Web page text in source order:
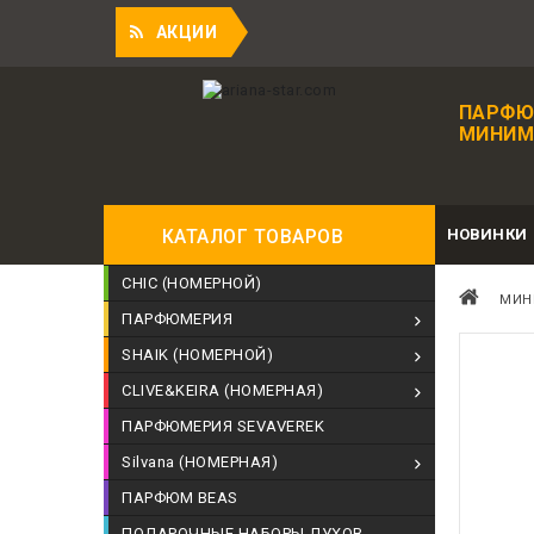
АКЦИИ
КАТАЛОГ ТОВАРОВ НОВИНКИ
CHIC (НОМЕРНОЙ)
ПАРФЮМЕРИЯ
SHAIK (НОМЕРНОЙ)
CLIVE&KEIRA (НОМЕРНАЯ)
ПАРФЮМЕРИЯ SEVAVEREK
Silvana (НОМЕРНАЯ)
ПАРФЮМ BEAS